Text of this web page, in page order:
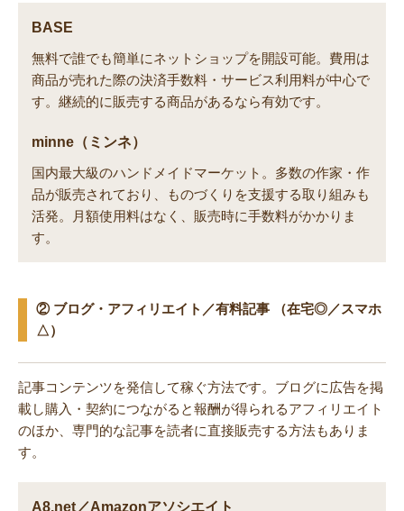
BASE
無料で誰でも簡単にネットショップを開設可能。費用は
商品が売れた際の決済手数料・サービス利用料が中心で
す。継続的に販売する商品があるなら有効です。
minne（ミンネ）
国内最大級のハンドメイドマーケット。多数の作家・作
品が販売されており、ものづくりを支援する取り組みも
活発。月額使用料はなく、販売時に手数料がかかりま
す。
② ブログ・アフィリエイト／有料記事 （在宅◎／スマホ
△）
記事コンテンツを発信して稼ぐ方法です。ブログに広告を掲
載し購入・契約につながると報酬が得られるアフィリエイト
のほか、専門的な記事を読者に直接販売する方法もありま
す。
A8.net／Amazonアソシエイト